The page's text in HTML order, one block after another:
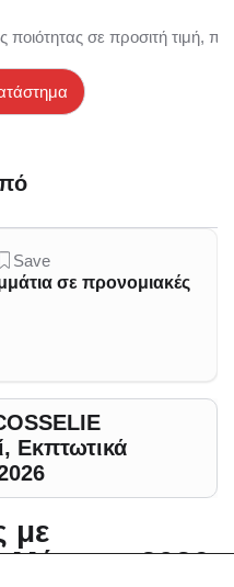
σε προσιτή τιμή,
Save
σε προνομιακές
Εκπτωτικά
με
2026